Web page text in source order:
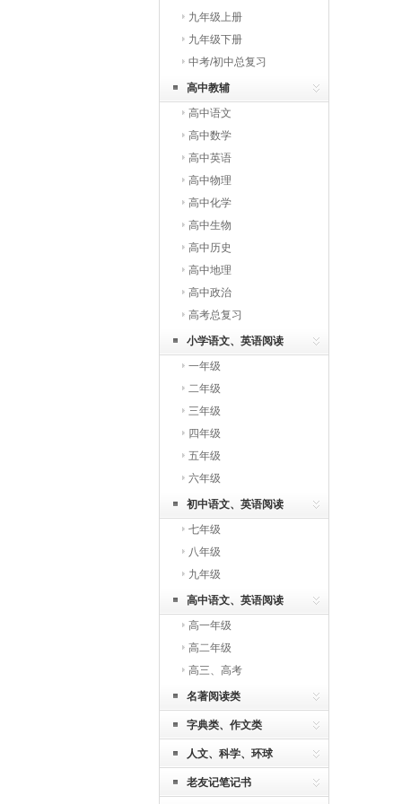
九年级上册
九年级下册
中考/初中总复习
高中教辅
高中语文
高中数学
高中英语
高中物理
高中化学
高中生物
高中历史
高中地理
高中政治
高考总复习
小学语文、英语阅读
一年级
二年级
三年级
四年级
五年级
六年级
初中语文、英语阅读
七年级
八年级
九年级
高中语文、英语阅读
高一年级
高二年级
高三、高考
名著阅读类
字典类、作文类
人文、科学、环球
老友记笔记书